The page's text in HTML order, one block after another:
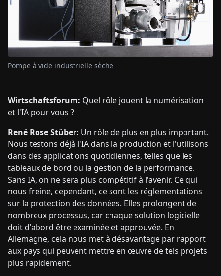
Pompe à vide industrielle sèche
Wirtschaftsforum: Quel rôle jouent la numérisation
et l'IA pour vous ?
René Rose Stüber: Un rôle de plus en plus important.
Nous testons déjà l'IA dans la production et l'utilisons
dans des applications quotidiennes, telles que les
tableaux de bord ou la gestion de la performance.
Sans IA, on ne sera plus compétitif à l'avenir. Ce qui
nous freine, cependant, ce sont les réglementations
sur la protection des données. Elles prolongent de
nombreux processus, car chaque solution logicielle
doit d'abord être examinée et approuvée. En
Allemagne, cela nous met à désavantage par rapport
aux pays qui peuvent mettre en œuvre de tels projets
plus rapidement.